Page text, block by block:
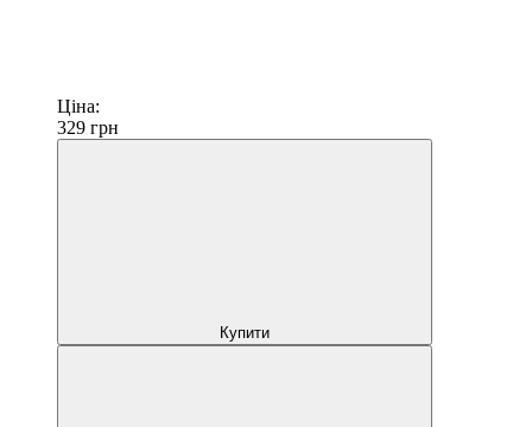
Ціна:
329 грн
Купити